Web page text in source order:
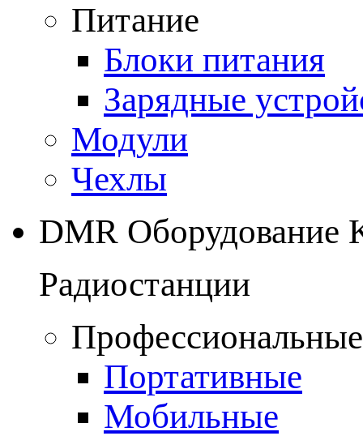
Питание
Блоки питания
Зарядные
Модули
Чехлы
DMR Оборудование
Радиостанции
Портативные
Мобильные